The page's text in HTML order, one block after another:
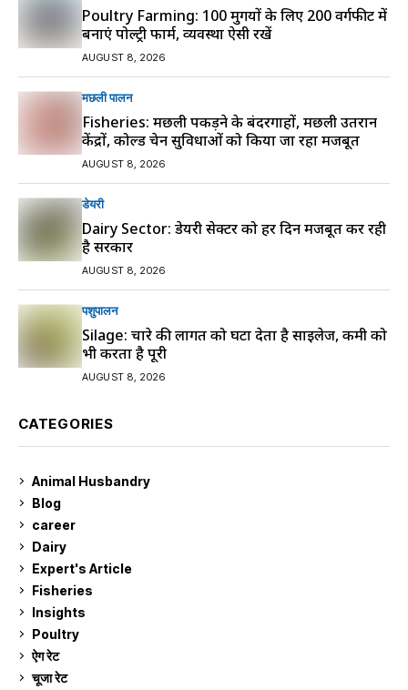
Poultry Farming: 100 मुर्गियों के लिए 200 वर्गफीट में
बनाएं पोल्ट्री फार्म, व्यवस्था ऐसी रखें
AUGUST 8, 2026
मछली पालन
Fisheries: मछली पकड़ने के बंदरगाहों, मछली उतरान
केंद्रों, कोल्ड चेन सुविधाओं को किया जा रहा मजबूत
AUGUST 8, 2026
डेयरी
Dairy Sector: डेयरी सेक्टर को हर दिन मजबूत कर रही
है सरकार
AUGUST 8, 2026
पशुपालन
Silage: चारे की लागत को घटा देता है साइलेज, कमी को
भी करता है पूरी
AUGUST 8, 2026
CATEGORIES
Animal Husbandry
Blog
career
Dairy
Expert's Article
Fisheries
Insights
Poultry
ऐग रेट
चूजा रेट